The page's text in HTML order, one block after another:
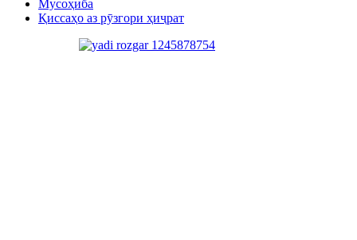
Мусоҳиба
Қиссаҳо аз рӯзгори ҳиҷрат